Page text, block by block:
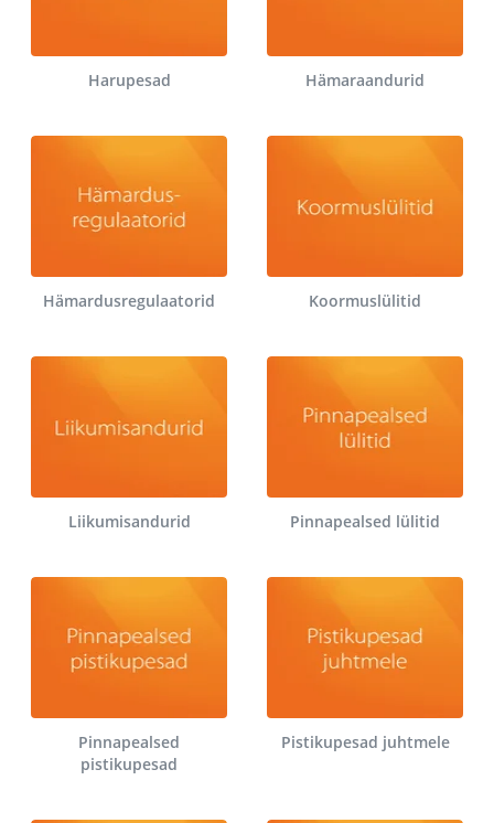
Harupesad Hämaraandurid
Hämardusregulaatorid Koormuslülitid
Liikumisandurid Pinnapealsed lülitid
Pinnapealsed
pistikupesad
Pistikupesad juhtmele